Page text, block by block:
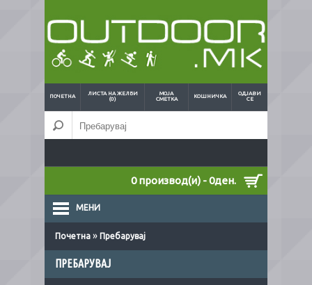
ПОЧЕТНА
ЛИСТА НА ЖЕЛБИ
(0)
МОЈА
СМЕТКА
КОШНИЧКА
ОДЈАВИ
СЕ
0 производ(и) - 0ден.
МЕНИ
Почетна » Пребарувај
ПРЕБАРУВАЈ